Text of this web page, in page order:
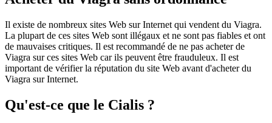
Il existe de nombreux sites Web sur Internet qui vendent du Viagra.
La plupart de ces sites Web sont illégaux et ne sont pas fiables et ont
de mauvaises critiques. Il est recommandé de ne pas acheter de
Viagra sur ces sites Web car ils peuvent être frauduleux. Il est
important de vérifier la réputation du site Web avant d'acheter du
Viagra sur Internet.
Qu'est-ce que le Cialis ?